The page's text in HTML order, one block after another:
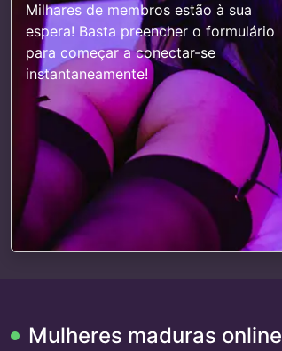
Milhares de membros estão à sua
espera! Basta preencher o formulário
para começar a conectar-se
instantaneamente!
Mulheres maduras online